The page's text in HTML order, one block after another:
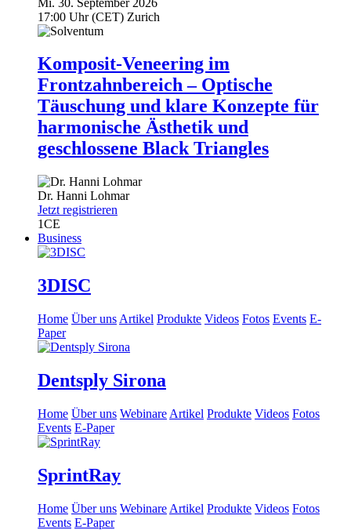
17:00 Uhr (CET) Zurich
Komposit-Veneering im
Frontzahnbereich – Optische
Täuschung und klare Konzepte für
harmonische Ästhetik und
geschlossene Black Triangles
Dr. Hanni Lohmar
Jetzt registrieren
1CE
Business
3DISC
Home Über uns Artikel Produkte Videos Fotos Events E-
Paper
Dentsply Sirona
Home Über uns Webinare Artikel Produkte Videos Fotos
Events E-Paper
SprintRay
Home Über uns Webinare Artikel Produkte Videos Fotos
Events E-Paper